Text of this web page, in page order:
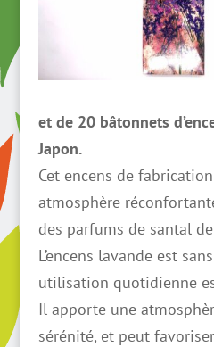
et de 20 bâtonnets
Japon.
Cet encens de
atmosphère
des parfums de santal
L’encens lavande est
utilisation quotidienne
Il apporte une
sérénité, et peut